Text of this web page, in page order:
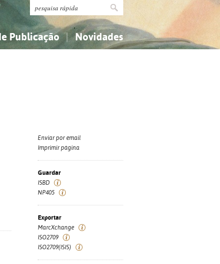
Publicação Novidades
Enviar por email
Imprimir página
Guardar
ISBD
NP405
Exportar
MarcXchange
ISO2709
ISO2709(ISIS)